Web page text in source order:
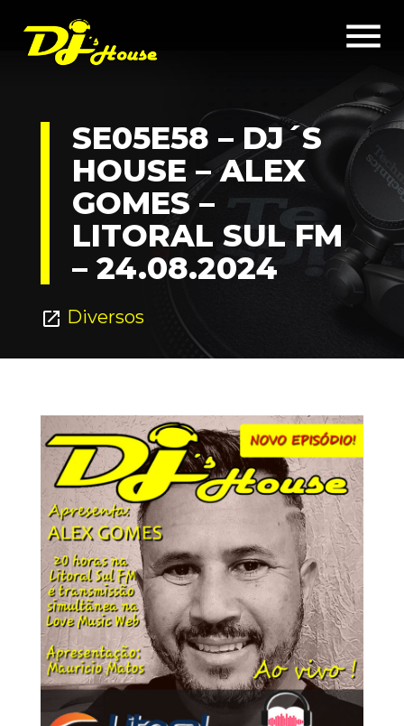
menu
SE05E58 – DJ´S
HOUSE – ALEX
GOMES –
LITORAL SUL FM
– 24.08.2024
open_in_new Diversos